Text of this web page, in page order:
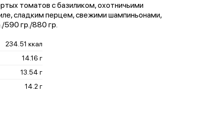
томатов с базиликом, охотничьими
сладким перцем, свежими шампиньонами,
590 гр./880 гр.
234.51 ккал
14.16 г
13.54 г
14.2 г